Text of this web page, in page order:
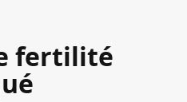
fertilité